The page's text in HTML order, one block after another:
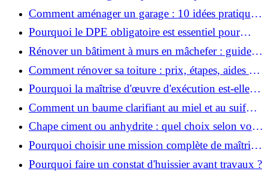
studio : 10 astuces pratiques ?
Comment aménager un garage : 10 idées pratiques
et efficaces ?
Pourquoi le DPE obligatoire est essentiel pour
vendre ou louer un bien ?
Rénover un bâtiment à murs en mâchefer : guide
pratique et solutions
Comment rénover sa toiture : prix, étapes, aides et
réglementation ?
Pourquoi la maîtrise d'œuvre d'exécution est-elle
indispensable pour vos chantiers ?
Comment un baume clarifiant au miel et au suif
peut-il purifier la peau ?
Chape ciment ou anhydrite : quel choix selon votre
projet ?
Pourquoi choisir une mission complète de maîtrise
d’œuvre pour réussir vos projets?
Pourquoi faire un constat d'huissier avant travaux ?